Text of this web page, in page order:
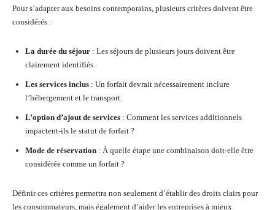
Pour s’adapter aux besoins contemporains, plusieurs critères doivent être
considérés :
La durée du séjour : Les séjours de plusieurs jours doivent être
clairement identifiés.
Les services inclus : Un forfait devrait nécessairement inclure
l’hébergement et le transport.
L’option d’ajout de services : Comment les services additionnels
impactent-ils le statut de forfait ?
Mode de réservation : À quelle étape une combinaison doit-elle être
considérée comme un forfait ?
Définir ces critères permettra non seulement d’établir des droits clairs pour
les consommateurs, mais également d’aider les entreprises à mieux